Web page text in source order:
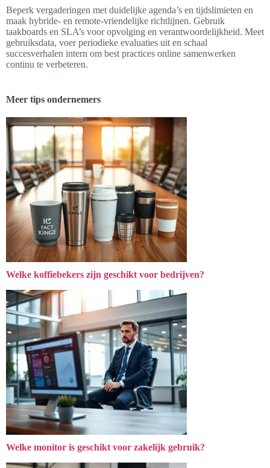
Beperk vergaderingen met duidelijke agenda’s en tijdslimieten en
maak hybride- en remote-vriendelijke richtlijnen. Gebruik
taakboards en SLA’s voor opvolging en verantwoordelijkheid. Meet
gebruiksdata, voer periodieke evaluaties uit en schaal
succesverhalen intern om best practices online samenwerken
continu te verbeteren.
Meer tips ondernemers
Welke koffiebekers zijn geschikt voor bedrijven?
Welke monitor is geschikt voor zakelijk gebruik?